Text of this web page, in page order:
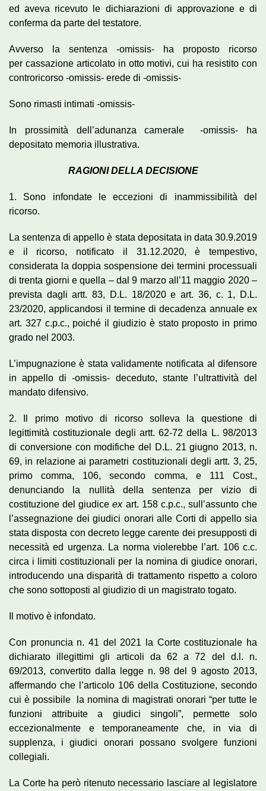
ed aveva ricevuto le dichiarazioni di approvazione e di
conferma da parte del testatore.
Avverso la sentenza -omissis- ha proposto ricorso
per cassazione articolato in otto motivi, cui ha resistito con
controricorso -omissis- erede di -omissis-
Sono rimasti intimati -omissis-
In prossimità dell’adunanza camerale -omissis- ha
depositato memoria illustrativa.
RAGIONI DELLA DECISIONE
1. Sono infondate le eccezioni di inammissibilità del
ricorso.
La sentenza di appello è stata depositata in data 30.9.2019
e il ricorso, notificato il 31.12.2020, è tempestivo,
considerata la doppia sospensione dei termini processuali
di trenta giorni e quella – dal 9 marzo all’11 maggio 2020 –
prevista dagli artt. 83, D.L. 18/2020 e art. 36, c. 1, D.L.
23/2020, applicandosi il termine di decadenza annuale ex
art. 327 c.p.c., poiché il giudizio è stato proposto in primo
grado nel 2003.
L’impugnazione è stata validamente notificata al difensore
in appello di -omissis- deceduto, stante l’ultrattività del
mandato difensivo.
2. Il primo motivo di ricorso solleva la questione di
legittimità costituzionale degli artt. 62-72 della L. 98/2013
di conversione con modifiche del D.L. 21 giugno 2013, n.
69, in relazione ai parametri costituzionali degli artt. 3, 25,
primo comma, 106, secondo comma, e 111 Cost.,
denunciando la nullità della sentenza per vizio di
costituzione del giudiceex art. 158 c.p.c., sull’assunto che
l’assegnazione dei giudici onorari alle Corti di appello sia
stata disposta con decreto legge carente dei presupposti di
necessità ed urgenza. La norma violerebbe l’art. 106 c.c.
circa i limiti costituzionali per la nomina di giudice onorari,
introducendo una disparità di trattamento rispetto a coloro
che sono sottoposti al giudizio di un magistrato togato.
Il motivo è infondato.
Con pronuncia n. 41 del 2021 la Corte costituzionale ha
dichiarato illegittimi gli articoli da 62 a 72 del d.l. n.
69/2013, convertito dalla legge n. 98 del 9 agosto 2013,
affermando che l’articolo 106 della Costituzione, secondo
cui è possibile la nomina di magistrati onorari “per tutte le
funzioni attribuite a giudici singoli”, permette solo
eccezionalmente e temporaneamente che, in via di
supplenza, i giudici onorari possano svolgere funzioni
collegiali.
La Corte ha però ritenuto necessario lasciare al legislatore